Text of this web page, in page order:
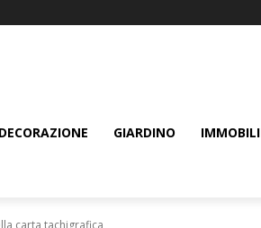
DECORAZIONE GIARDINO IMMOBILI
carta tachigrafica